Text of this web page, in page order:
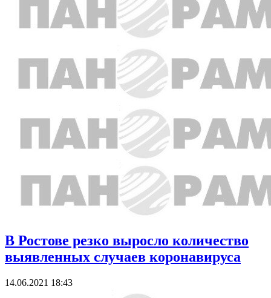
В Ростове резко выросло количество
выявленных случаев коронавируса
14.06.2021 18:43